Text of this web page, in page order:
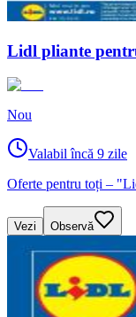
Lidl pliante
Nou
Valabil încă 9 zile
Oferte pentru toți –
Vezi Observă